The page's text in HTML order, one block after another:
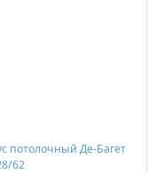
потолочный Де-Багет
62